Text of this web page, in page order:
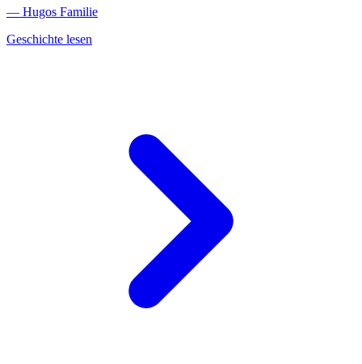
— Hugos Familie
Geschichte lesen